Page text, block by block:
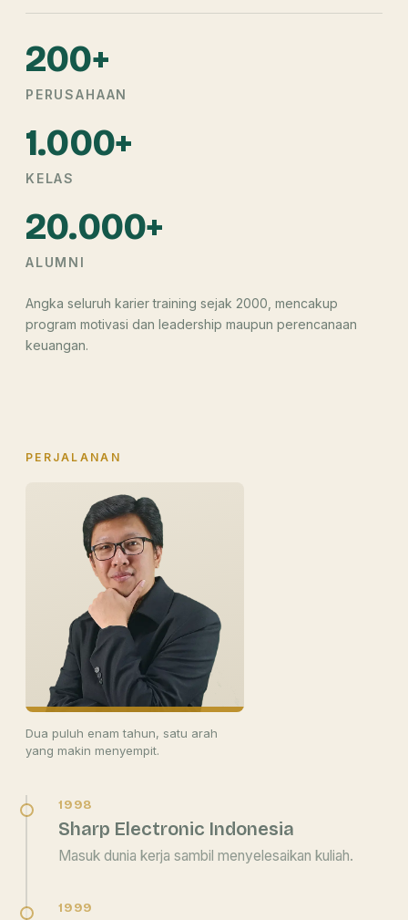
200+
PERUSAHAAN
1.000+
KELAS
20.000+
ALUMNI
Angka seluruh karier training sejak 2000, mencakup
program motivasi dan leadership maupun perencanaan
keuangan.
PERJALANAN
Dua puluh enam tahun, satu arah
yang makin menyempit.
1998
Sharp Electronic Indonesia
Masuk dunia kerja sambil menyelesaikan kuliah.
1999